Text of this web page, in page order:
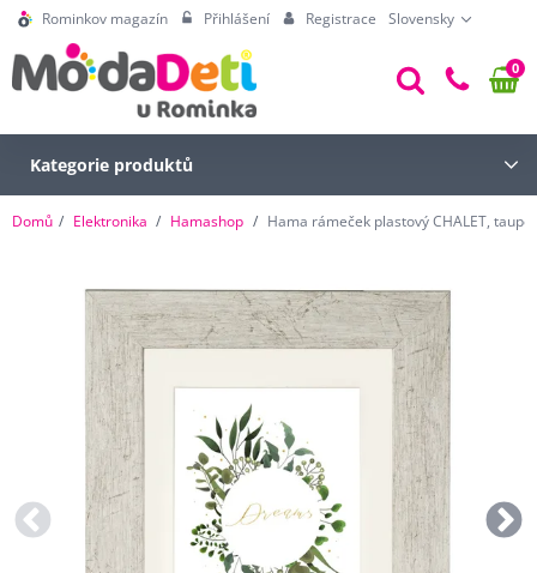
Rominkov magazín Přihlášení Registrace Slovensky
0
Kategorie produktů
Domů Elektronika Hamashop Hama rámeček plastový CHALET,